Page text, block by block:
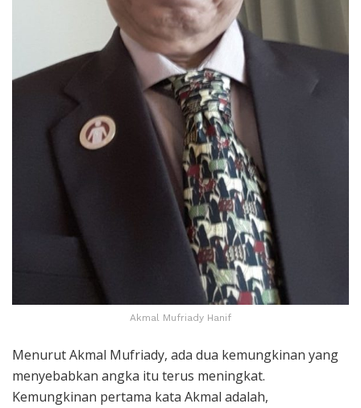
Akmal Mufriady Hanif
Menurut Akmal Mufriady, ada dua kemungkinan yang
menyebabkan angka itu terus meningkat.
Kemungkinan pertama kata Akmal adalah,